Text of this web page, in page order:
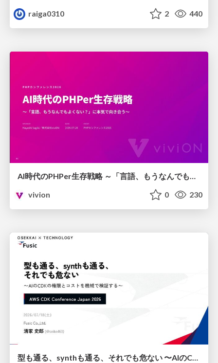
raiga0310
2 440
AI時代のPHPer生存戦略 ～「言語、もうなんでもよくない？」に本気で向き合う～
vivion
0 230